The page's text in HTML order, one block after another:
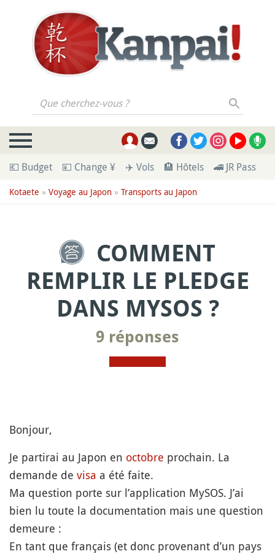
Que cherchez-vous ?
💶 Budget 💴 Change ¥ ✈️ Vols 🏨 Hôtels 🚄 JR Pass
Kotaete » Voyage au Japon » Transports au Japon
COMMENT
REMPLIR LE PLEDGE
DANS MYSOS ?
9 réponses
Bonjour,
Je partirai au Japon en octobre prochain. La
demande de visa a été faite.
Ma question porte sur l’application MySOS. J’ai
bien lu toute la documentation mais une question
demeure :
En tant que français (et donc provenant d’un pays